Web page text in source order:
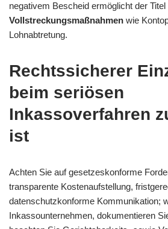
negativem Bescheid ermöglicht der Titel
Vollstreckungsmaßnahmen wie
Lohnabtretung.
Rechtssicherer
beim seriösen
Inkassoverfahren
ist
Achten Sie auf gesetzeskonforme
transparente Kostenaufstellung,
datenschutzkonforme Kommunikation;
Inkassounternehmen, dokumentieren